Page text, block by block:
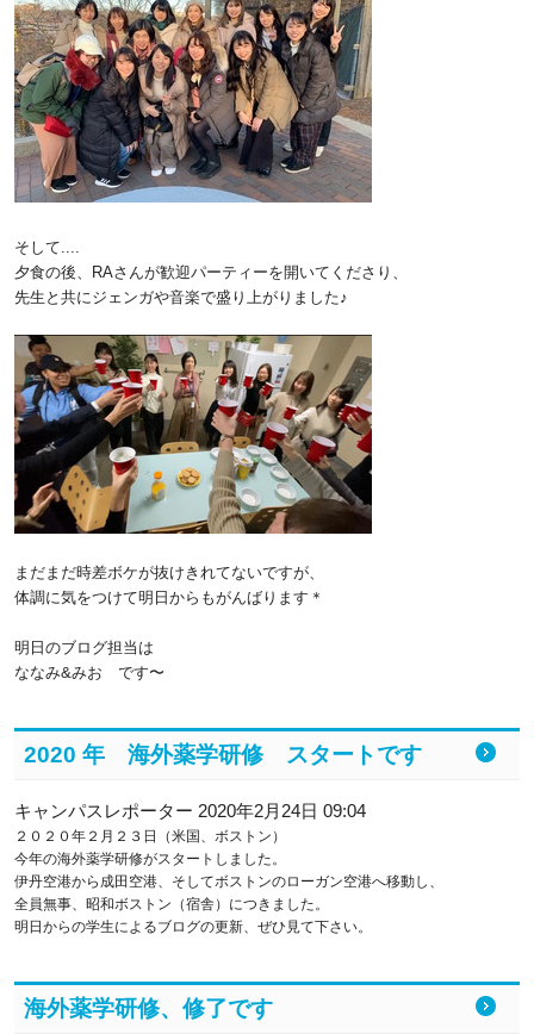
そして....
夕食の後、RAさんが歓迎パーティーを開いてくださり、
先生と共にジェンガや音楽で盛り上がりました♪
まだまだ時差ボケが抜けきれてないですが、
体調に気をつけて明日からもがんばります＊
明日のブログ担当は
ななみ&みお です〜
2020 年 海外薬学研修 スタートです
キャンパスレポーター 2020年2月24日 09:04
２０２０年２月２３日（米国、ボストン）
今年の海外薬学研修がスタートしました。
伊丹空港から成田空港、そしてボストンのローガン空港へ移動し、
全員無事、昭和ボストン（宿舎）につきました。
明日からの学生によるブログの更新、ぜひ見て下さい。
海外薬学研修、修了です